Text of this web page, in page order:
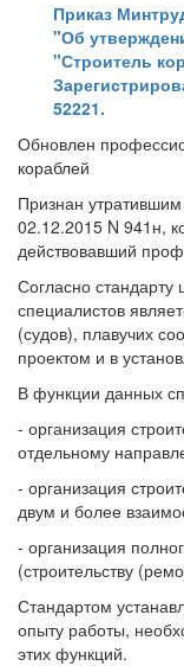
Приказ
"Об
"Строитель
52221.
Обновлен
кораблей
Признан
02.12.2015 N 941н,
действовавший
Согласно
специалистов
(судов), плавучих
проектом и в
В функции данных
- организация
отдельному
- организация
двум и более
- организация
(строительству
Стандартом
опыту работы,
этих функций.